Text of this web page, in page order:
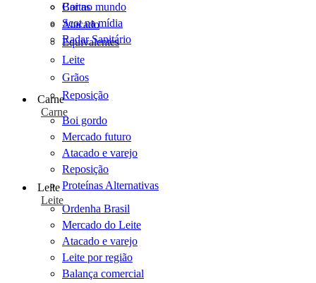
Cartas
Scot na mídia
Radar Sanitário
Boi no mundo
Atacado
Equivalentes
Leite
Grãos
Reposição
Carne
Carne
Boi gordo
Mercado futuro
Atacado e varejo
Reposição
Proteínas Alternativas
Leite
Leite
Ordenha Brasil
Mercado do Leite
Atacado e varejo
Leite por região
Balança comercial